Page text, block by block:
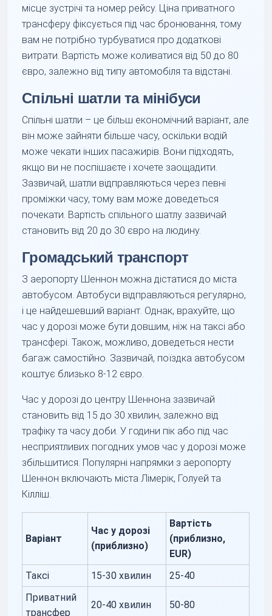
місце зустрічі та номер рейсу. Ціна приватного
трансферу фіксується під час бронювання, тому
вам не потрібно турбуватися про додаткові
витрати. Вартість може коливатися від 50 до 80
євро, залежно від типу автомобіля та відстані.
Спільні шатли та мінібуси
Спільні шатли – це більш економічний варіант, але
він може зайняти більше часу, оскільки водій
може чекати інших пасажирів. Вони підходять,
якщо ви не поспішаєте і хочете заощадити.
Зазвичай, шатли відправляються через певні
проміжки часу, тому вам може доведеться
почекати. Вартість спільного шатлу зазвичай
становить від 20 до 30 євро на людину.
Громадський транспорт
З аеропорту Шеннон можна дістатися до міста
автобусом. Автобуси відправляються регулярно,
і це найдешевший варіант. Однак, врахуйте, що
час у дорозі може бути довшим, ніж на таксі або
трансфері. Також, можливо, доведеться нести
багаж самостійно. Зазвичай, поїздка автобусом
коштує близько 8-12 євро.
Час у дорозі до центру Шеннона зазвичай
становить від 15 до 30 хвилин, залежно від
трафіку та часу доби. У години пік або під час
несприятливих погодних умов час у дорозі може
збільшитися. Популярні напрямки з аеропорту
Шеннон включають міста Лімерік, Голуей та
Кілліш.
Варіант
Час у дорозі
(приблизно)
Вартість
(приблизно,
EUR)
Таксі
15-30 хвилин
25-40
Приватний
трансфер
20-40 хвилин 50-80